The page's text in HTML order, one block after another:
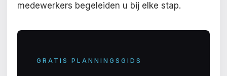
medewerkers begeleiden u bij elke stap.
GRATIS PLANNINGSGIDS